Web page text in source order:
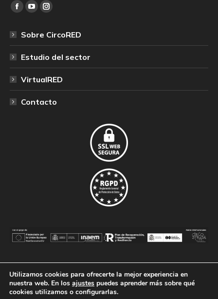
Encuéntranos en:
Facebook
opens
new
window
YouTube
opens
new
window
Instagram
opens
new
window
Sobre CircoRED
Estudio del sector
VirtualRED
Contacto
© CircoRED - Federación de Asociaciones Profesionales de
Circo de España
Utilizamos cookies para ofrecerte la mejor experiencia en
nuestra web. En los ajustes puedes aprender más sobre qué
cookies utilizamos o configurarlas.